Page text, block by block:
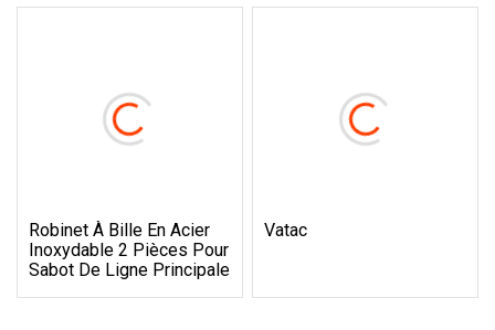
Robinet À Bille En Acier
Inoxydable 2 Pièces Pour
Sabot De Ligne Principale
Vatac